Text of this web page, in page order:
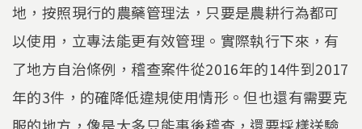
地，按照現行的農藥管理法，只要是農耕行為都可
以使用，立專法能更有效管理。實際執行下來，有
了地方自治條例，稽查案件從2016年的14件到2017
年的3件，的確降低違規使用情形。但也還有需要克
服的地方，像是大多只能事後稽查，還要採樣送驗